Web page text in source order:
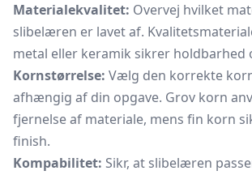
Materialekvalitet: Overvej hvilket
slibelæren er lavet af.
metal eller keramik sikrer holdbarhed
Kornstørrelse: Vælg den korrekte
afhængig af din opgave. Grov korn
fjernelse af materiale, mens fin korn
finish.
Kompabilitet: Sikr, at slibelæren